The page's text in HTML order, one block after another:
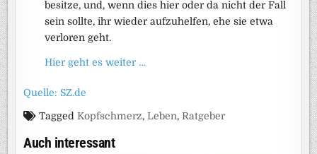
besitze, und, wenn dies hier oder da nicht der Fall
sein sollte, ihr wieder aufzuhelfen, ehe sie etwa
verloren geht.
Hier geht es weiter …
Quelle: SZ.de
TaggedKopfschmerz,Leben,Ratgeber
Auch interessant